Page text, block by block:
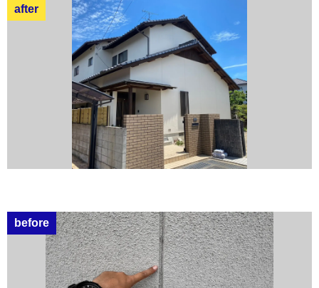
after
before